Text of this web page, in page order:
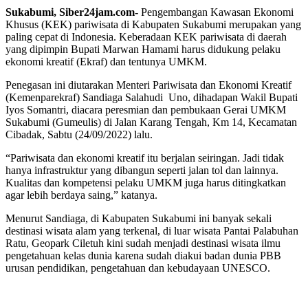
Sukabumi, Siber24jam.com- Pengembangan Kawasan Ekonomi
Khusus (KEK) pariwisata di Kabupaten Sukabumi merupakan yang
paling cepat di Indonesia. Keberadaan KEK pariwisata di daerah
yang dipimpin Bupati Marwan Hamami harus didukung pelaku
ekonomi kreatif (Ekraf) dan tentunya UMKM.
Penegasan ini diutarakan Menteri Pariwisata dan Ekonomi Kreatif
(Kemenparekraf) Sandiaga Salahudi Uno, dihadapan Wakil Bupati
Iyos Somantri, diacara peresmian dan pembukaan Gerai UMKM
Sukabumi (Gumeulis) di Jalan Karang Tengah, Km 14, Kecamatan
Cibadak, Sabtu (24/09/2022) lalu.
“Pariwisata dan ekonomi kreatif itu berjalan seiringan. Jadi tidak
hanya infrastruktur yang dibangun seperti jalan tol dan lainnya.
Kualitas dan kompetensi pelaku UMKM juga harus ditingkatkan
agar lebih berdaya saing,” katanya.
Menurut Sandiaga, di Kabupaten Sukabumi ini banyak sekali
destinasi wisata alam yang terkenal, di luar wisata Pantai Palabuhan
Ratu, Geopark Ciletuh kini sudah menjadi destinasi wisata ilmu
pengetahuan kelas dunia karena sudah diakui badan dunia PBB
urusan pendidikan, pengetahuan dan kebudayaan UNESCO.